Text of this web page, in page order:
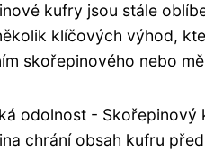
kufry jsou stále
klíčových výhod,
skořepinového nebo
odolnost -
chrání obsah kufru